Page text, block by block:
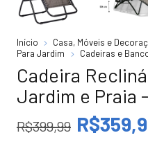
Início Casa, Móveis e
Para Jardim
Cadeiras e
Cadeira
Jardim e Praia
R$399,99